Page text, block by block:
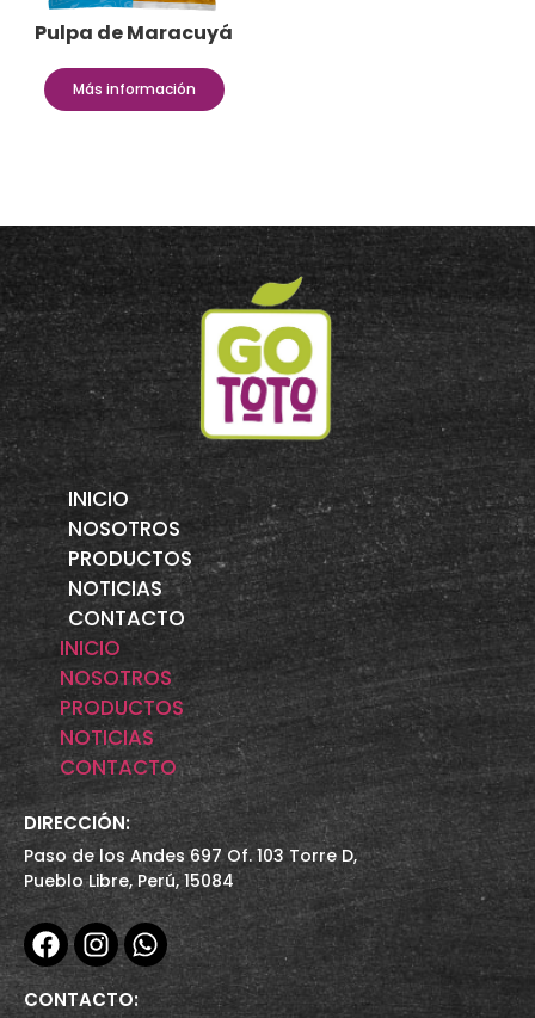
Pulpa de Maracuyá
Más información
INICIO
NOSOTROS
PRODUCTOS
NOTICIAS
CONTACTO
INICIO
NOSOTROS
PRODUCTOS
NOTICIAS
CONTACTO
DIRECCIÓN:
Paso de los Andes 697 Of. 103 Torre D,
Pueblo Libre, Perú, 15084
CONTACTO: